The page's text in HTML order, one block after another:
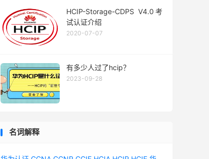
HCIP-Storage-CDPS V4.0考
试认证介绍
2020-07-07
有多少人过了hcip？
2023-09-28
名词解释